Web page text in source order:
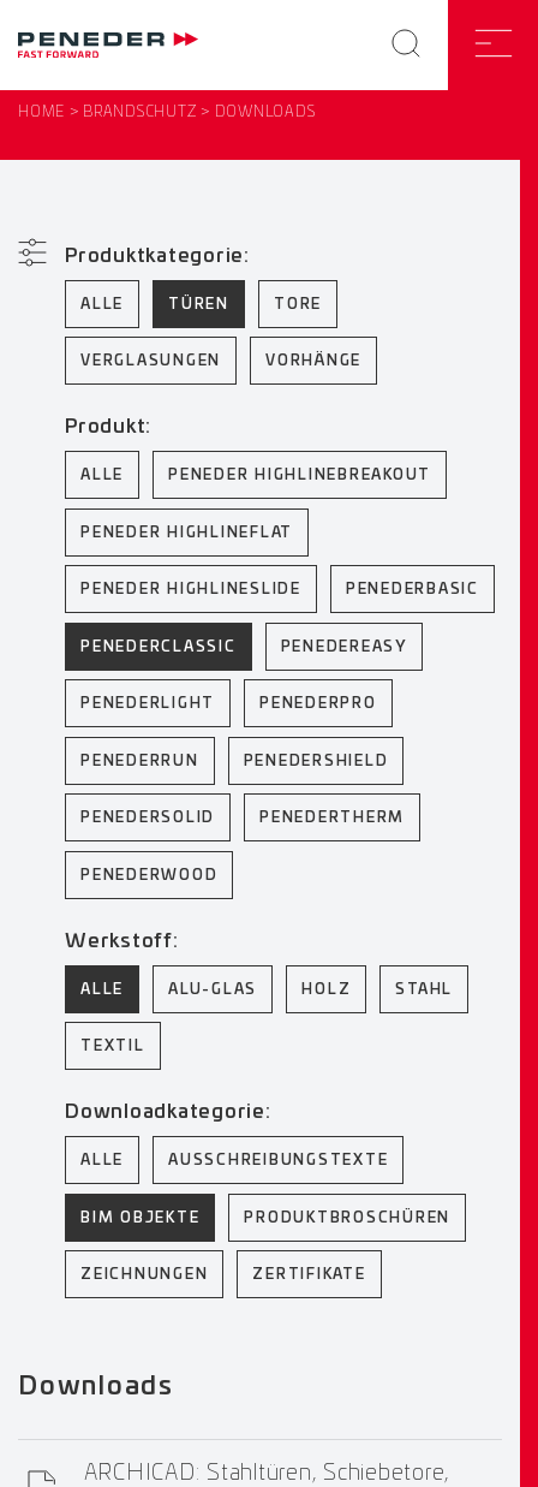
HOME BRANDSCHUTZ DOWNLOADS
Produktkategorie:
ALLE TÜREN TORE
VERGLASUNGEN VORHÄNGE
Produkt:
ALLE PENEDER HIGHLINEBREAKOUT
PENEDER HIGHLINEFLAT
PENEDER HIGHLINESLIDE PENEDERBASIC
PENEDERCLASSIC PENEDEREASY
PENEDERLIGHT PENEDERPRO
PENEDERRUN PENEDERSHIELD
PENEDERSOLID PENEDERTHERM
PENEDERWOOD
Werkstoff:
ALLE ALU-GLAS HOLZ STAHL
TEXTIL
Downloadkategorie:
ALLE AUSSCHREIBUNGSTEXTE
BIM OBJEKTE PRODUKTBROSCHÜREN
ZEICHNUNGEN ZERTIFIKATE
Downloads
ARCHICAD: Stahltüren, Schiebetore,